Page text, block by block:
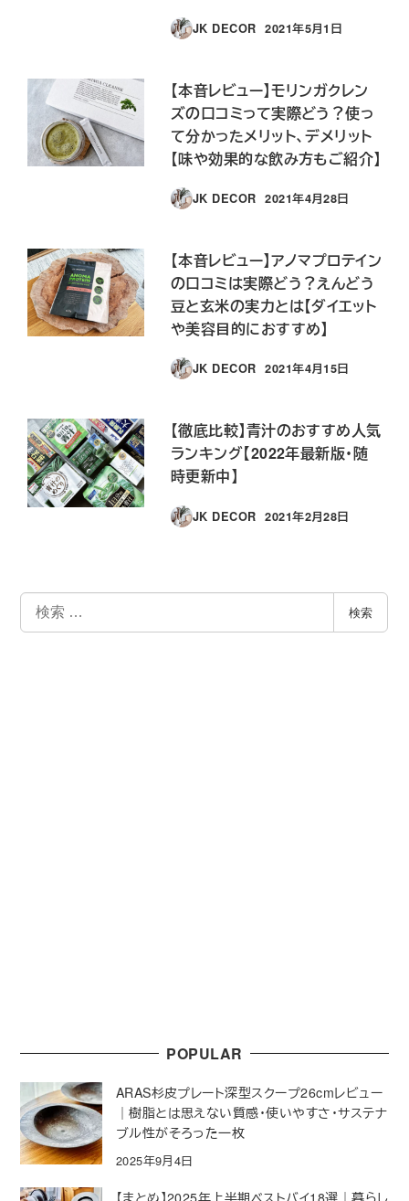
JK DECOR 投稿日
2021年5月1日
【本音レビュー】モリンガクレン
ズの口コミって実際どう？使っ
て分かったメリット、デメリット
【味や効果的な飲み方もご紹介】
JK DECOR 投稿日
2021年4月28日
【本音レビュー】アノマプロテイン
の口コミは実際どう？えんどう
豆と玄米の実力とは【ダイエット
や美容目的におすすめ】
JK DECOR 投稿日
2021年4月15日
【徹底比較】青汁のおすすめ人気
ランキング【2022年最新版・随
時更新中】
JK DECOR 投稿日
2021年2月28日
検
検索
POPULAR
ARAS杉皮プレート深型スクープ26cmレビュー
｜樹脂とは思えない質感・使いやすさ・サステナ
ブル性がそろった一枚
2025年9月4日